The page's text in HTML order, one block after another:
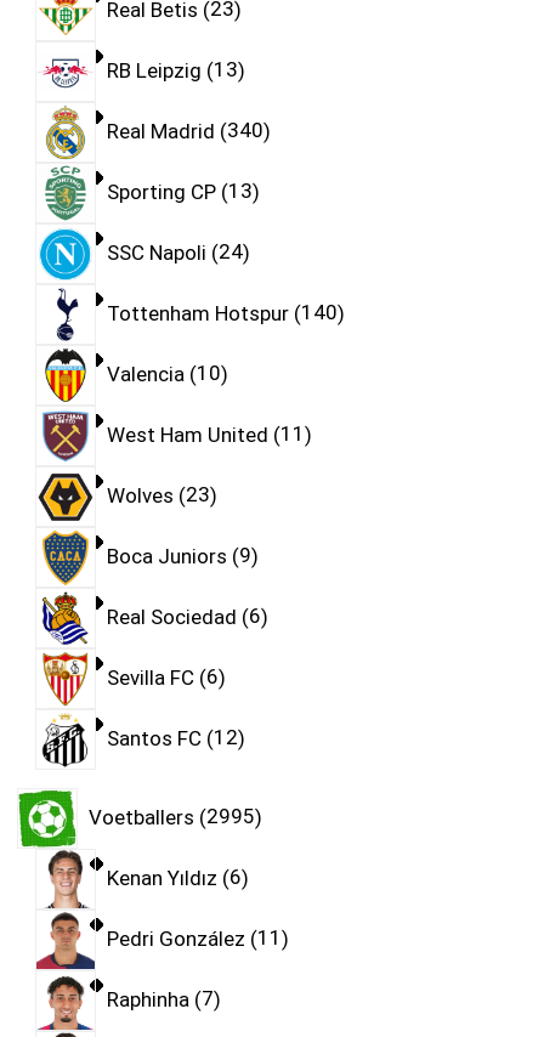
Real Betis 23
RB Leipzig 13
Real Madrid 340
Sporting CP 13
SSC Napoli 24
Tottenham Hotspur 140
Valencia 10
West Ham United 11
Wolves 23
Boca Juniors 9
Real Sociedad 6
Sevilla FC 6
Santos FC 12
Voetballers 2995
Kenan Yıldız 6
Pedri González 11
Raphinha 7